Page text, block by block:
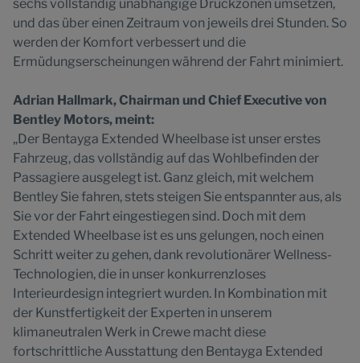
sechs vollständig unabhängige Druckzonen umsetzen,
und das über einen Zeitraum von jeweils drei Stunden. So
werden der Komfort verbessert und die
Ermüdungserscheinungen während der Fahrt minimiert.
Adrian Hallmark, Chairman und Chief Executive von
Bentley Motors, meint:
„Der Bentayga Extended Wheelbase ist unser erstes
Fahrzeug, das vollständig auf das Wohlbefinden der
Passagiere ausgelegt ist. Ganz gleich, mit welchem
Bentley Sie fahren, stets steigen Sie entspannter aus, als
Sie vor der Fahrt eingestiegen sind. Doch mit dem
Extended Wheelbase ist es uns gelungen, noch einen
Schritt weiter zu gehen, dank revolutionärer Wellness-
Technologien, die in unser konkurrenzloses
Interieurdesign integriert wurden. In Kombination mit
der Kunstfertigkeit der Experten in unserem
klimaneutralen Werk in Crewe macht diese
fortschrittliche Ausstattung den Bentayga Extended